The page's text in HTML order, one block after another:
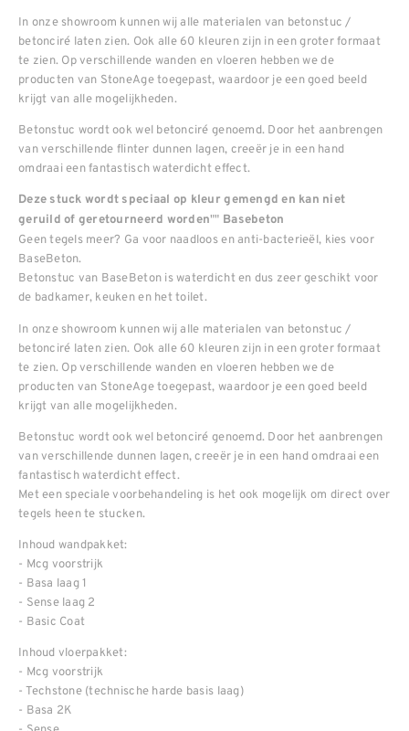
In onze showroom kunnen wij alle materialen van betonstuc /
betonciré laten zien. Ook alle 60 kleuren zijn in een groter formaat
te zien. Op verschillende wanden en vloeren hebben we de
producten van StoneAge toegepast, waardoor je een goed beeld
krijgt van alle mogelijkheden.
Betonstuc wordt ook wel betonciré genoemd. Door het aanbrengen
van verschillende flinter dunnen lagen, creeër je in een hand
omdraai een fantastisch waterdicht effect.
Deze stuck wordt speciaal op kleur gemengd en kan niet
geruild of geretourneerd worden"" Basebeton
Geen tegels meer? Ga voor naadloos en anti-bacterieël, kies voor
BaseBeton.
Betonstuc van BaseBeton is waterdicht en dus zeer geschikt voor
de badkamer, keuken en het toilet.
In onze showroom kunnen wij alle materialen van betonstuc /
betonciré laten zien. Ook alle 60 kleuren zijn in een groter formaat
te zien. Op verschillende wanden en vloeren hebben we de
producten van StoneAge toegepast, waardoor je een goed beeld
krijgt van alle mogelijkheden.
Betonstuc wordt ook wel betonciré genoemd. Door het aanbrengen
van verschillende dunnen lagen, creeër je in een hand omdraai een
fantastisch waterdicht effect.
Met een speciale voorbehandeling is het ook mogelijk om direct over
tegels heen te stucken.
Inhoud wandpakket:
- Mcg voorstrijk
- Basa laag 1
- Sense laag 2
- Basic Coat
Inhoud vloerpakket:
- Mcg voorstrijk
- Techstone (technische harde basis laag)
- Basa 2K